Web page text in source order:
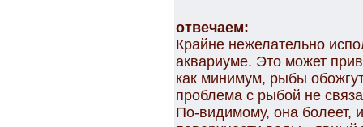
отвечаем:
Крайне нежелательно
аквариуме. Это может
как минимум, рыбы
проблема с рыбой не
По-видимому, она болеет,